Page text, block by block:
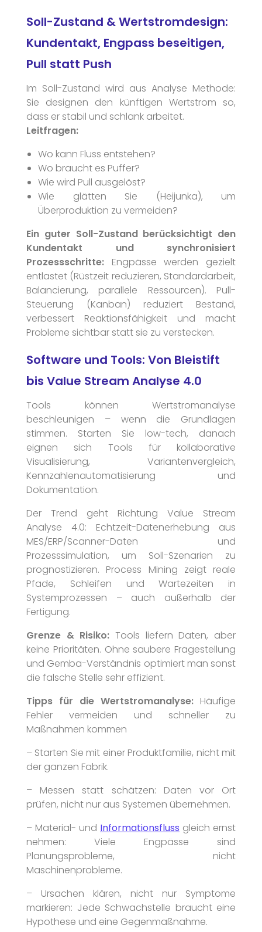
Soll-Zustand & Wertstromdesign:
Kundentakt, Engpass beseitigen,
Pull statt Push
Im Soll-Zustand wird aus Analyse Methode:
Sie designen den künftigen Wertstrom so,
dass er stabil und schlank arbeitet.
Leitfragen:
Wo kann Fluss entstehen?
Wo braucht es Puffer?
Wie wird Pull ausgelöst?
Wie glätten Sie (Heijunka), um
Überproduktion zu vermeiden?
Ein guter Soll-Zustand berücksichtigt den
Kundentakt und synchronisiert
Prozessschritte: Engpässe werden gezielt
entlastet (Rüstzeit reduzieren, Standardarbeit,
Balancierung, parallele Ressourcen). Pull-
Steuerung (Kanban) reduziert Bestand,
verbessert Reaktionsfähigkeit und macht
Probleme sichtbar statt sie zu verstecken.
Software und Tools: Von Bleistift
bis Value Stream Analyse 4.0
Tools können Wertstromanalyse
beschleunigen – wenn die Grundlagen
stimmen. Starten Sie low-tech, danach
eignen sich Tools für kollaborative
Visualisierung, Variantenvergleich,
Kennzahlenautomatisierung und
Dokumentation.
Der Trend geht Richtung Value Stream
Analyse 4.0: Echtzeit-Datenerhebung aus
MES/ERP/Scanner-Daten und
Prozesssimulation, um Soll-Szenarien zu
prognostizieren. Process Mining zeigt reale
Pfade, Schleifen und Wartezeiten in
Systemprozessen – auch außerhalb der
Fertigung.
Grenze & Risiko: Tools liefern Daten, aber
keine Prioritäten. Ohne saubere Fragestellung
und Gemba-Verständnis optimiert man sonst
die falsche Stelle sehr effizient.
Tipps für die Wertstromanalyse: Häufige
Fehler vermeiden und schneller zu
Maßnahmen kommen
– Starten Sie mit einer Produktfamilie, nicht mit
der ganzen Fabrik.
– Messen statt schätzen: Daten vor Ort
prüfen, nicht nur aus Systemen übernehmen.
– Material- und Informationsfluss gleich ernst
nehmen: Viele Engpässe sind
Planungsprobleme, nicht
Maschinenprobleme.
– Ursachen klären, nicht nur Symptome
markieren: Jede Schwachstelle braucht eine
Hypothese und eine Gegenmaßnahme.